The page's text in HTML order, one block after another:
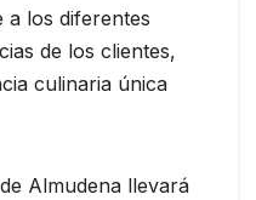
a los diferentes
de los clientes,
culinaria única
Almudena llevará